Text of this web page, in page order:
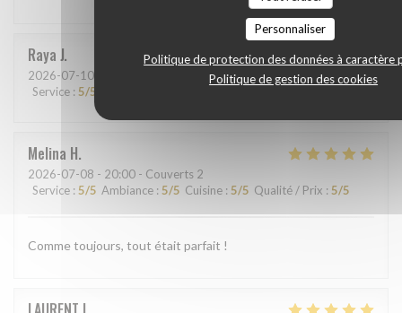
Personnaliser
Politique de protection des données à caractère
Politique de gestion des cookies
Raya J
2026-07-10
Service : 5/5
Melina H
2026-07-08 - 20:00 - Couverts 2
Service : 5/5 Ambiance : 5/5 Cuisine : 5/5 Qualité / Prix : 5/5
Comme toujours, tout était parfait !